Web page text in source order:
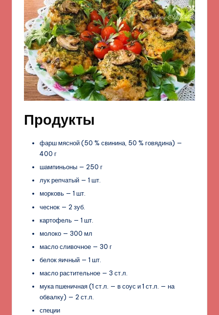
Продукты
фарш мясной (50 % свинина, 50 % говядина) —
400 г
шампиньоны — 250 г
лук репчатый — 1 шт.
морковь — 1 шт.
чеснок — 2 зуб.
картофель — 1 шт.
молоко — 300 мл
масло сливочное — 30 г
белок яичный — 1 шт.
масло растительное — 3 ст.л.
мука пшеничная (1 ст.л. — в соус и 1 ст.л. — на
обвалку) — 2 ст.л.
специи